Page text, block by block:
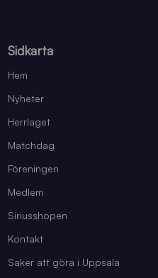
Sidkarta
Hem
Nyheter
Herrlaget
Matchdag
Föreningen
Medlem
Siriusshopen
Kontakt
Saker att göra i Uppsala